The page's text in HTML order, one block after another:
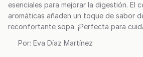
esenciales para mejorar la digestión. El
aromáticas añaden un toque de sabor
reconfortante sopa. ¡Perfecta para
Por: Eva Díaz Martínez